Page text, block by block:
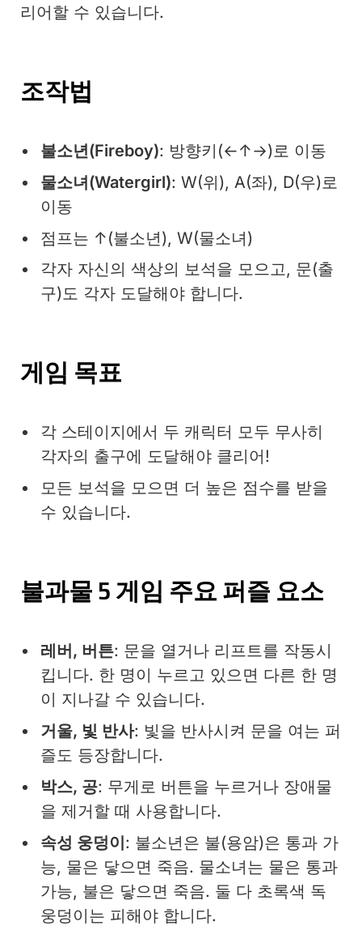
리어할 수 있습니다.
조작법
불소년(Fireboy): 방향키(←↑→)로 이동
물소녀(Watergirl): W(위), A(좌), D(우)로
이동
점프는 ↑(불소년), W(물소녀)
각자 자신의 색상의 보석을 모으고, 문(출
구)도 각자 도달해야 합니다.
게임 목표
각 스테이지에서 두 캐릭터 모두 무사히
각자의 출구에 도달해야 클리어!
모든 보석을 모으면 더 높은 점수를 받을
수 있습니다.
불과물 5 게임 주요 퍼즐 요소
레버, 버튼: 문을 열거나 리프트를 작동시
킵니다. 한 명이 누르고 있으면 다른 한 명
이 지나갈 수 있습니다.
거울, 빛 반사: 빛을 반사시켜 문을 여는 퍼
즐도 등장합니다.
박스, 공: 무게로 버튼을 누르거나 장애물
을 제거할 때 사용합니다.
속성 웅덩이: 불소년은 불(용암)은 통과 가
능, 물은 닿으면 죽음. 물소녀는 물은 통과
가능, 불은 닿으면 죽음. 둘 다 초록색 독
웅덩이는 피해야 합니다.